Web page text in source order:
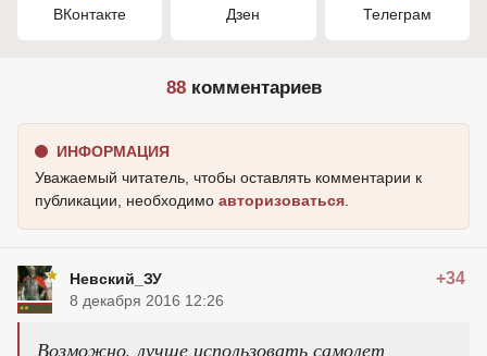
ВКонтакте Дзен Телеграм
88комментариев
ИНФОРМАЦИЯ
Уважаемый читатель, чтобы оставлять комментарии к
публикации, необходимо авторизоваться
Невский_ЗУ +34
8 декабря 2016 12:26
Возможно, лучше использовать самолет